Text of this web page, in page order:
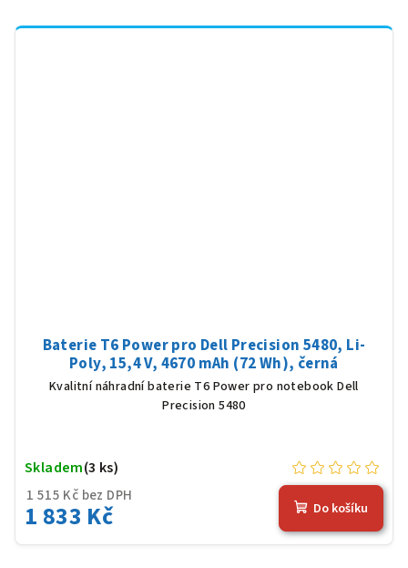
Baterie T6 Power pro Dell Precision 5480, Li-
Poly, 15,4 V, 4670 mAh (72 Wh), černá
Kvalitní náhradní baterie T6 Power pro notebook Dell
Precision 5480
1 515 Kč bez DPH
1 833 Kč
Skladem(3 ks)
Do košíku